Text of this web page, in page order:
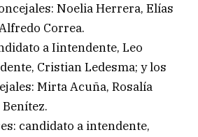
Noelia Herrera, Elías
Correa.
a Iintendente, Leo
Cristian Ledesma; y los
Mirta Acuña, Rosalía
candidato a intendente,